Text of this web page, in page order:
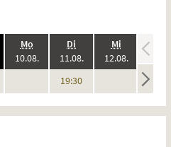
Mo.,
10.08.2026:
Vorstellungen
Di
11.08.2026:
19:30Uhr
Mi.,
12.08.2026:
Vorstellungen
keine